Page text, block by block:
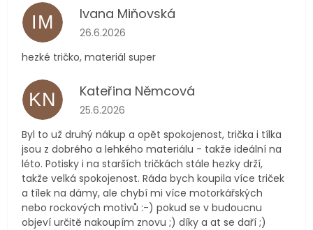
IM Ivana Miňovská
Hodnocení obchodu je 5 z 5 hvězdiček.
26.6.2026
hezké tričko, materiál super
KN Kateřina Němcová
Hodnocení obchodu je 5 z 5 hvězdiček.
25.6.2026
Byl to už druhý nákup a opět spokojenost, trička i tílka
jsou z dobrého a lehkého materiálu - takže ideální na
léto. Potisky i na starších tričkách stále hezky drží,
takže velká spokojenost. Ráda bych koupila více triček
a tílek na dámy, ale chybí mi více motorkářských
nebo rockových motivů :-) pokud se v budoucnu
objeví určitě nakoupím znovu ;) díky a at se daří ;)